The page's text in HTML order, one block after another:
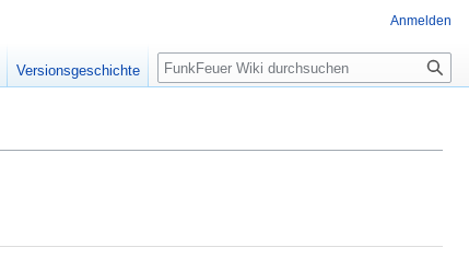
Anmelden
Versionsgeschichte
Suche